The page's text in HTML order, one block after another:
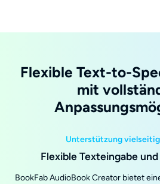
Flexible Text-to-
mit
Unterstützung
Flexible Texteingabe
BookFab AudioBook Creator bietet